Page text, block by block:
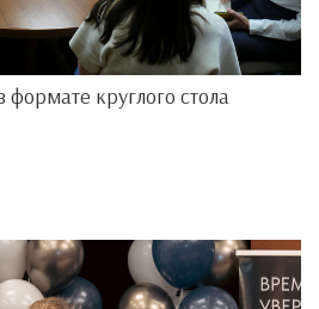
круглого стола